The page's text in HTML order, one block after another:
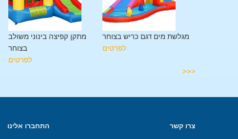
מתקן קפיצה בינוני משולב
בצוחר
לפרטים
מגלשת מים דגם כריש בצוחר
לפרטים
<<<
צרו קשר התחברו אלינו